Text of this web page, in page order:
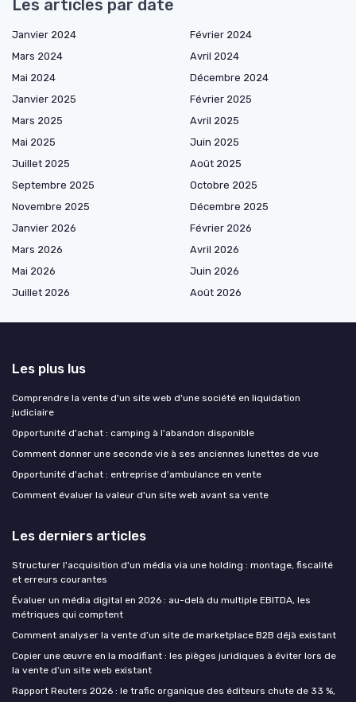
Les articles par date
Janvier 2024
Février 2024
Mars 2024
Avril 2024
Mai 2024
Décembre 2024
Janvier 2025
Février 2025
Mars 2025
Avril 2025
Mai 2025
Juin 2025
Juillet 2025
Août 2025
Septembre 2025
Octobre 2025
Novembre 2025
Décembre 2025
Janvier 2026
Février 2026
Mars 2026
Avril 2026
Mai 2026
Juin 2026
Juillet 2026
Août 2026
Les plus lus
Comprendre la vente d'un site web d'une société en liquidation
judiciaire
Opportunité d'achat : camping à l'abandon disponible
Comment donner une seconde vie à ses anciennes lunettes de vue
Opportunité d'achat : entreprise d'ambulance en vente
Comment évaluer la valeur d'un site web avant sa vente
Les derniers articles
Structurer l'acquisition d'un média via une holding : montage, fiscalité
et erreurs courantes
Évaluer un média digital en 2026 : au-delà du multiple EBITDA, les
métriques qui comptent
Comment analyser la vente d’un site de marketplace B2B déjà existant
Copier une œuvre en la modifiant : les pièges juridiques à éviter lors de
la vente d’un site web existant
Rapport Reuters 2026 : le trafic organique des éditeurs chute de 33 %,